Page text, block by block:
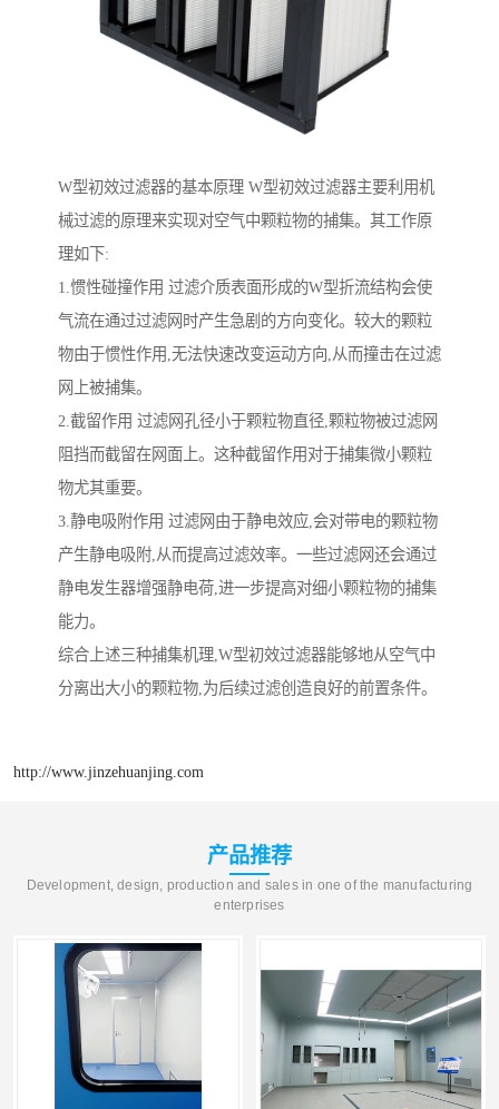
W型初效过滤器的基本原理 W型初效过滤器主要利用机
械过滤的原理来实现对空气中颗粒物的捕集。其工作原
理如下:
1.惯性碰撞作用 过滤介质表面形成的W型折流结构会使
气流在通过过滤网时产生急剧的方向变化。较大的颗粒
物由于惯性作用,无法快速改变运动方向,从而撞击在过滤
网上被捕集。
2.截留作用 过滤网孔径小于颗粒物直径,颗粒物被过滤网
阻挡而截留在网面上。这种截留作用对于捕集微小颗粒
物尤其重要。
3.静电吸附作用 过滤网由于静电效应,会对带电的颗粒物
产生静电吸附,从而提高过滤效率。一些过滤网还会通过
静电发生器增强静电荷,进一步提高对细小颗粒物的捕集
能力。
综合上述三种捕集机理,W型初效过滤器能够地从空气中
分离出大小的颗粒物,为后续过滤创造良好的前置条件。
http://www.jinzehuanjing.com
产品推荐
Development, design, production and sales in one of the manufacturing
enterprises